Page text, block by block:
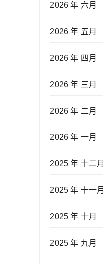
2026 年 六月
2026 年 五月
2026 年 四月
2026 年 三月
2026 年 二月
2026 年 一月
2025 年 十二月
2025 年 十一月
2025 年 十月
2025 年 九月